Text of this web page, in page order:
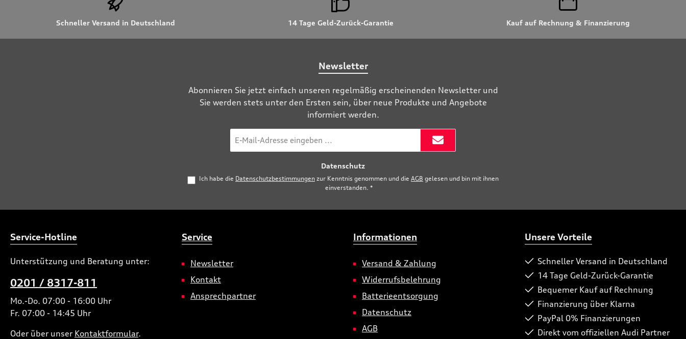
Schneller Versand in Deutschland 14 Tage Geld-Zurück-Garantie Kauf auf Rechnung & Finanzierung
Newsletter
Abonnieren Sie jetzt einfach unseren regelmäßig erscheinenden Newsletter und
Sie werden stets unter den Ersten sein, über neue Produkte und Angebote
informiert werden.
Mail-
Datenschutz
Ich habe die Datenschutzbestimmungen zur Kenntnis genommen und die AGB gelesen und bin mit ihnen
einverstanden. *
Service-Hotline
Unterstützung und Beratung unter:
0201 / 8317-811
Mo.-Do. 07:00 - 16:00 Uhr
Fr. 07:00 - 14:45 Uhr
Oder über unser Kontaktformular.
Service
Newsletter
Kontakt
Ansprechpartner
Informationen
Versand & Zahlung
Widerrufsbelehrung
Batterieentsorgung
Datenschutz
AGB
Unsere Vorteile
Schneller Versand in Deutschland
14 Tage Geld-Zurück-Garantie
Bequemer Kauf auf Rechnung
Finanzierung über Klarna
PayPal 0% Finanzierungen
Direkt vom offiziellen Audi Partner